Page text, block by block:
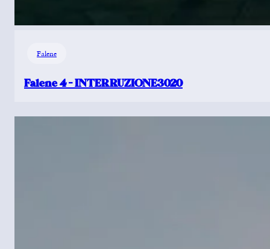
Falene
Falene 4 – INTERRUZIONE3020